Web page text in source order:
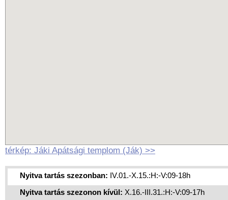
térkép: Jáki Apátsági templom (Ják) >>
Nyitva tartás szezonban: IV.01.-X.15.:H:-V:09-18h
Nyitva tartás szezonon kívül: X.16.-III.31.:H:-V:09-17h